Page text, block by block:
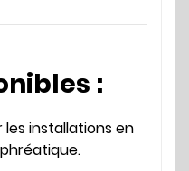
:
les installations en